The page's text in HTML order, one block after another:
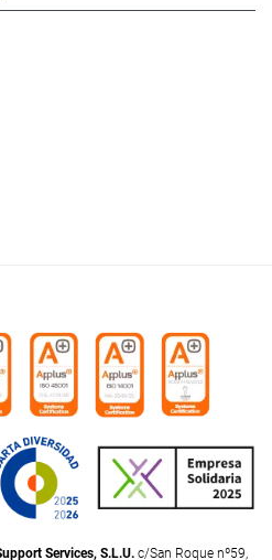
Services, S.L.U.c/San Roque nº59,